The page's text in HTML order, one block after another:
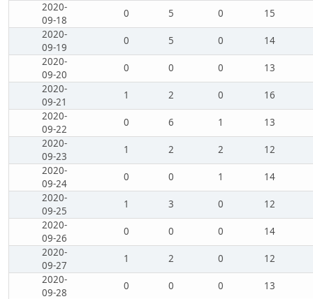
2020-
09-18
0 5 0
15
2020-
09-19
0 5 0
14
2020-
09-20
0 0 0
13
2020-
09-21
1 2 0
16
2020-
09-22
0 6 1
13
2020-
09-23
1 2 2
12
2020-
09-24
0 0 1
14
2020-
09-25
1 3 0
12
2020-
09-26
0 0 0
14
2020-
09-27
1 2 0
12
2020-
09-28
0 0 0
13